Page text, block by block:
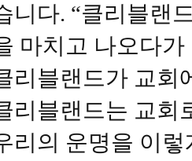
니다. “클리블랜
마치고 나오다
리블랜드가 교회
리블랜드는 교회
리의 운명을 이